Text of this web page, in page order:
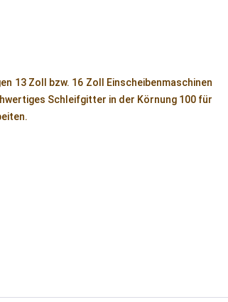
13 Zoll bzw. 16 Zoll Einscheibenmaschinen
Schleifgitter in der Körnung 100 für